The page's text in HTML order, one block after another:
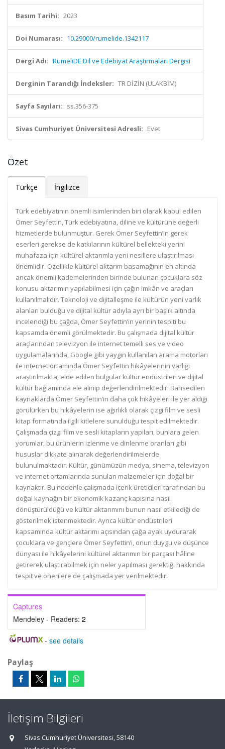
Basım Tarihi: 2023
Doi Numarası: 10.29000/rumelide.1342117
Dergi Adı: RumeliDE Dil ve Edebiyat Araştırmaları Dergisi
Derginin Tarandığı İndeksler: TR DİZİN (ULAKBİM)
Sayfa Sayıları: ss.356-375
Sivas Cumhuriyet Üniversitesi Adresli: Evet
Özet
Türkçe İngilizce
Türk edebiyatının önemli isimlerinden biri olarak kabul edilen
Ömer Seyfettin, Türk edebiyatına, diline ve kültürüne değerli
hizmetlerde bulunmuştur. Gerek Ömer Seyfettin’in gerek
eserleri gerekse de katkılarının kültürel bellekteki yerini
muhafaza için kültürel aktarımla yeni nesillere ulaştırılması
önemlidir. Özellikle kültürel aktarım basamağının en altında
ancak önemli kademelerinden birinde bulunan çocuklara söz
konusu aktarımın yapılabilmesi için çağın imkân ve araçları
kullanılmalıdır. Teknoloji ve dijitalleşme ile kültürün yeni varlık
alanları bulduğu ve dijital kültür adıyla ayrı bir başlık altında
incelendiği bu çağda, Ömer Seyfettin’in yerinin tespiti bu
kapsamda önemli görülmektedir. Bu çalışmada dijital kültür
araçlarından televizyon ile internet temelli ses ve video
uygulamalarında, Google gibi yaygın kullanılan arama motorları
ile internet ortamında Ömer Seyfettin hikâyelerinin varlığı
araştırılmakta; elde edilen bulgular kültür endüstrileri ve dijital
kültür bağlamında ele alınıp değerlendirilmektedir. Bahsedilen
kaynaklarda Ömer Seyfettin’in daha çok hikâyeleri ile yer aldığı
görülürken bu hikâyelerin ise ağırlıklı olarak çizgi film ve sesli
kitap formatında ilgili kitlelere sunulduğu tespit edilmektedir.
Çalışmada çizgi film ve sesli kitapların yapıları, bunlara gelen
yorumlar, bu ürünlerin izlenme ve dinlenme oranları gibi
hususlar dikkate alınarak değerlendirilmelerde
bulunulmaktadır. Kültür, günümüzün medya, sinema, televizyon
ve internet ortamlarında sunulan malzemeler için doğal bir
kaynaktır. Bu nedenle çalışmada içerik üreticileri tarafından bu
doğal kaynağın bir ekonomik kazanç kapısına nasıl
dönüştürüldüğü ve kültür aktarımını bunun nasıl etkilediği de
gösterilmek istenmektedir. Ayrıca kültür endüstrileri
kapsamında kültür aktarımı açısından çağa ayak uydurarak
çocuklara ve gençlere Ömer Seyfettin’i, onun duygu ve düşünce
dünyası ile hikâyelerini kültürel aktarımın bir parçası hâline
getirerek ulaştırabilmek için neler yapılması gerektiği hakkında
tespit ve önerilere de çalışmada yer verilmektedir.
Captures
Mendeley - Readers: 2
- see details
Paylaş
İletişim Bilgileri
Sivas Cumhuriyet Üniversitesi, 58140